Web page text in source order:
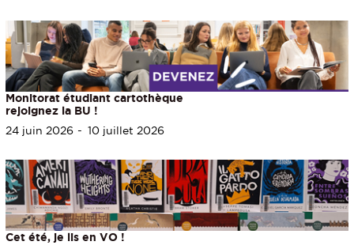
Monitorat étudiant cartothèque
rejoignez la BU !
24 juin 2026
10 juillet 2026
Cet été, je lis en VO !